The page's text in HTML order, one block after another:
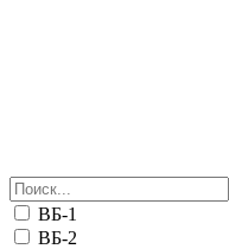
ВБ-1
ВБ-2